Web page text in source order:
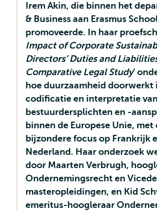
Irem Akin, die binnen het
& Business aan Erasmus
promoveerde. In haar
Impact of Corporate
Directors’ Duties and
Comparative Legal Study’
hoe duurzaamheid doorwerkt
codificatie en interpretatie van
bestuurdersplichten en -
binnen de Europese Unie, met
bijzondere focus op Frankrijk
Nederland. Haar onderzoek
door Maarten Verbrugh,
Ondernemingsrecht en
masteropleidingen, en Kid
emeritus-hoogleraar